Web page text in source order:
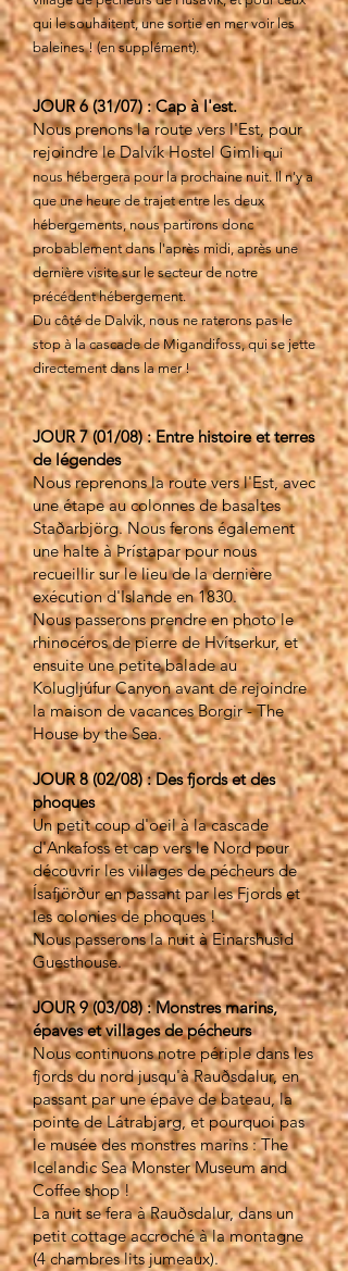
qui le souhaitent, une sortie en mer voir les
baleines ! (en supplément).
JOUR 6 (31/07) : Cap à l'est.
Nous prenons la route vers l'Est, pour
rejoindre le Dalvík Hostel Gimliqui
nous hébergera pour la prochaine nuit. Il n'y a
que une heure de trajet entre les deux
hébergements, nous partirons donc
probablement dans l'après midi, après une
dernière visite sur le secteur de notre
précédent hébergement.
Du côté de Dalvik, nous ne raterons pas le
stop à la cascade de Migandifoss, qui se jette
directement dans la mer !
JOUR 7 (01/08) : Entre histoire et terres
de légendes
Nous reprenons la route vers l'Est, avec
une étape au colonnes de basaltes
Staðarbjörg. Nous ferons également
une halte à Þrístapar pour nous
recueillir sur le lieu de la dernière
exécution d'Islande en 1830.
Nous passerons prendre en photo le
rhinocéros de pierre de Hvítserkur, et
ensuite une petite balade au
Kolugljúfur Canyon avant de rejoindre
la maison de vacances Borgir - The
House by the Sea.
JOUR 8 (02/08) : Des fjords et des
phoques
Un petit coup d'oeil à la cascade
d'Ankafoss et cap vers le Nord pour
découvrir les villages de pécheurs de
Ísafjörður en passant par les Fjords et
les colonies de phoques !
Nous passerons la nuit à Einarshusid
Guesthouse.
JOUR 9 (03/08) : Monstres marins,
épaves et villages de pécheurs
Nous continuons notre périple dans les
fjords du nord jusqu'à Rauðsdalur, en
passant par une épave de bateau, la
pointe de Látrabjarg, et pourquoi pas
le musée des monstres marins : The
Icelandic Sea Monster Museum and
Coffee shop !
La nuit se fera à Rauðsdalur, dans un
petit cottage accroché à la montagne
(4 chambres lits jumeaux).